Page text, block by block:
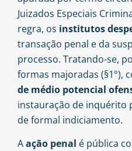
Juizados Especiais
regra, os institutos
transação penal e da
processo. Tratando-se,
formas majoradas (§1°),
de médio potencial
instauração de inquérito
de formal indiciamento.
Aação penal é pública